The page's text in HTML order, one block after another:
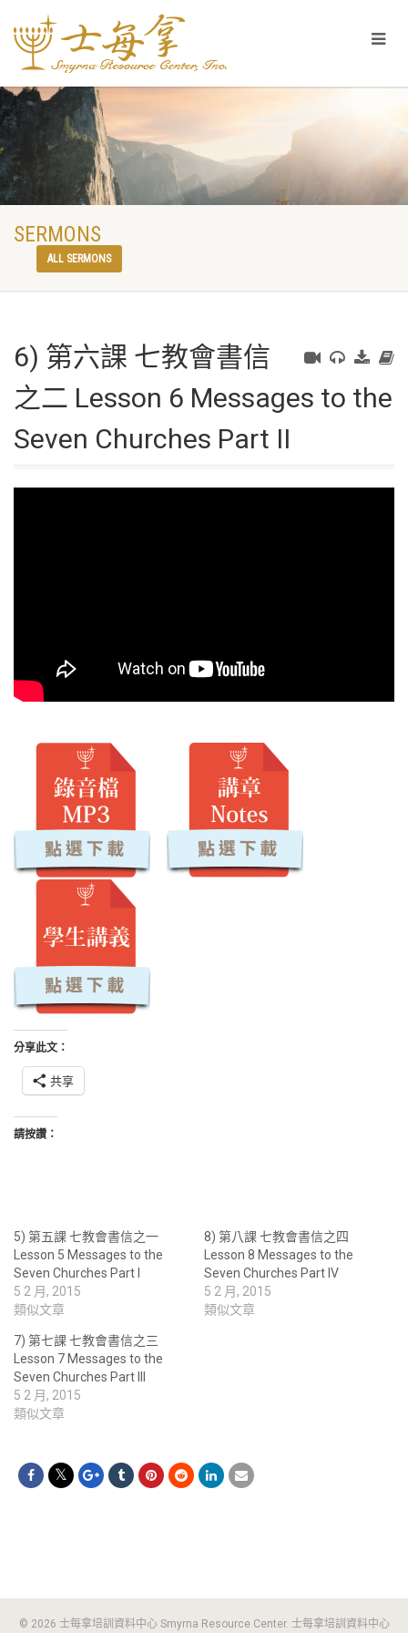
SERMONS
ALL SERMONS
6) 第六課 七教會書信
之二 Lesson 6 Messages to the
Seven Churches Part II
分享此文：
共享
請按讚：
5) 第五課 七教會書信之一
Lesson 5 Messages to the
Seven Churches Part I
5 2 月, 2015
類似文章
8) 第八課 七教會書信之四
Lesson 8 Messages to the
Seven Churches Part IV
5 2 月, 2015
類似文章
7) 第七課 七教會書信之三
Lesson 7 Messages to the
Seven Churches Part III
5 2 月, 2015
類似文章
© 2026 士每拿培訓資料中心 Smyrna Resource Center. 士每拿培訓資料中心